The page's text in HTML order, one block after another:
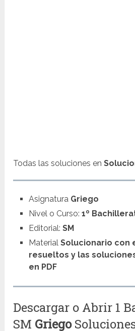
Todas las soluciones en
Asignatura Griego
Nivel o Curso: 1º
Editorial: SM
Material Solucionario con
resueltos y las
en PDF
Descargar o Abrir 1
SM Griego